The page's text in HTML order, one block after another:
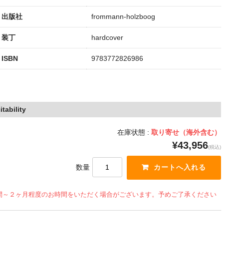
出版社 frommann-holzboog
装丁 hardcover
ISBN 9783772826986
在庫状態 : 取り寄せ（海外含む）
¥43,956(税込)
数量
２ヶ月程度のお時間をいただく場合がございます。予めご了承ください